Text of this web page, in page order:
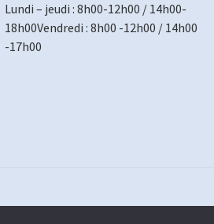
Lundi – jeudi : 8h00-12h00 / 14h00-
18h00Vendredi : 8h00 -12h00 / 14h00
-17h00